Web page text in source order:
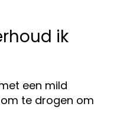
ik
een mild
te drogen om